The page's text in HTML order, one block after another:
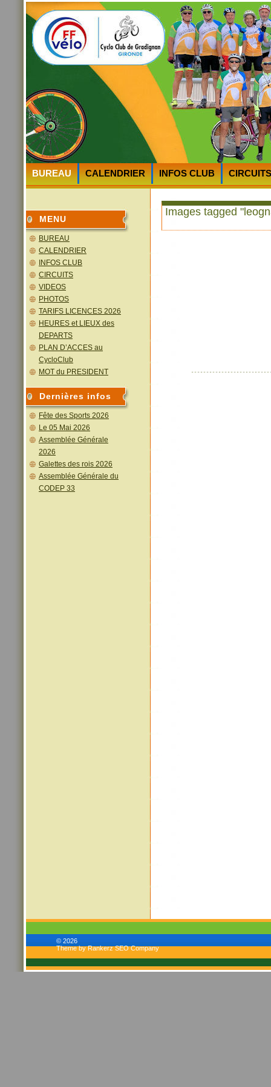
BUREAU CALENDRIER INFOS CLUB
CIRCUITS
MENU
BUREAU
CALENDRIER
INFOS CLUB
CIRCUITS
VIDEOS
PHOTOS
TARIFS LICENCES 2026
HEURES et LIEUX des
DEPARTS
PLAN D’ACCES au
CycloClub
MOT du PRESIDENT
Dernières infos
Fête des Sports 2026
Le 05 Mai 2026
Assemblée Générale
2026
Galettes des rois 2026
Assemblée Générale du
CODEP 33
Images tagged
© 2026
Theme by Rankerz SEO Company